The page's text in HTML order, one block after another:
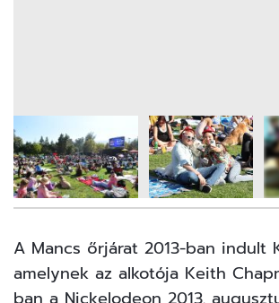
A Mancs őrjárat 2013-ban indult
amelynek az alkotója Keith